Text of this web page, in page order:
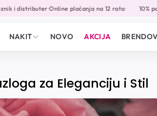
i distributer•Online plaćanja na 12 rata• 10%
NAKIT NOVO AKCIJA
za Eleganciju i Stil